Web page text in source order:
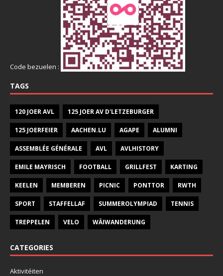
Code bezuelen :
TAGS
120 JOER AVL 125 JOER AV D'LETZEBURGER
125 JOERFEIER AACHEN.LU AGAPE ALUMNI
ASSEMBLÉE GÉNÉRALE AVL AVLHISTORY
EMILE MAYRISCH FOOTBALL GRILLFEST KARTING
KEELEN MEMBEREN PICNIC PONTTOR RWTH
SPORT STAFFELLAF SUMMEROLYMPIAD TENNIS
TREPPELEN VELO WÄIWANDERUNG
CATEGORIES
Aktivitéiten